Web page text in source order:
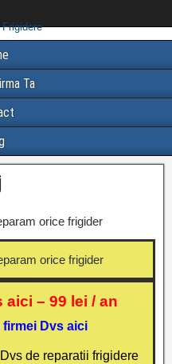
Ta
aici – 99 lei / an
Dvs aici
de reparatii frigidere